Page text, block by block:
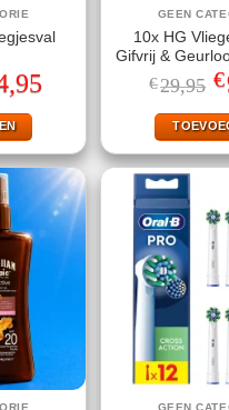
prijs
GEEN
10x HG
Gifvrij &
€29,95 €
GEEN